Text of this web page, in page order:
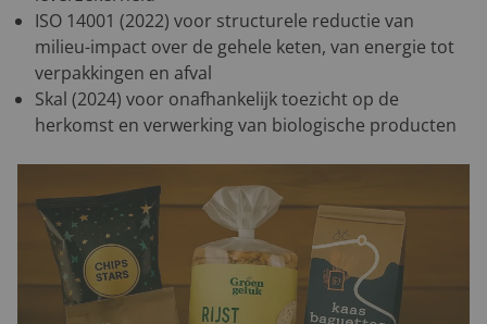
ISO 14001 (2022) voor structurele reductie van
milieu-impact over de gehele keten, van energie tot
verpakkingen en afval
Skal (2024) voor onafhankelijk toezicht op de
herkomst en verwerking van biologische producten